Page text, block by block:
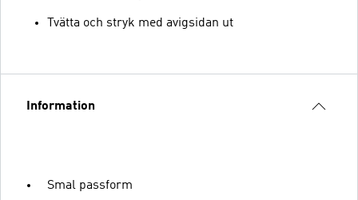
Tvätta och stryk med avigsidan ut
Information
Smal passform